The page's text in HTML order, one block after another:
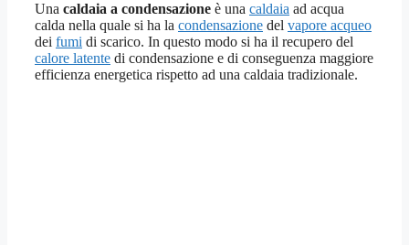
Una caldaia a condensazione è una caldaia ad acqua
calda nella quale si ha la condensazione del vapore acqueo
dei fumi di scarico. In questo modo si ha il recupero del
calore latente di condensazione e di conseguenza maggiore
efficienza energetica rispetto ad una caldaia tradizionale.